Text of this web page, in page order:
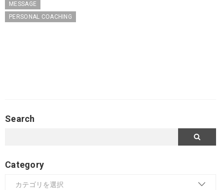
MESSAGE
PERSONAL COACHING
Search
Category